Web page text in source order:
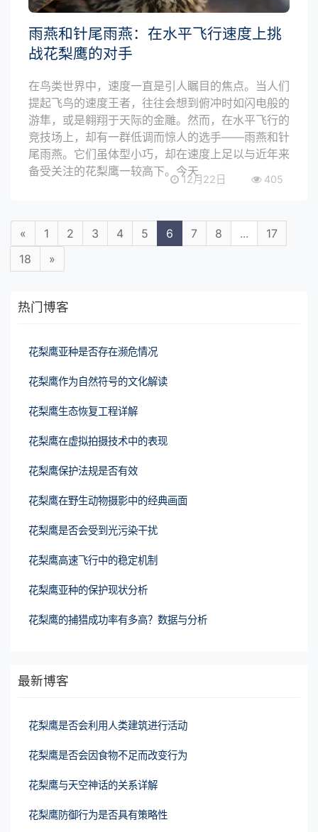
雨燕和针尾雨燕：在水平飞行速度上挑
战花梨鹰的对手
在鸟类世界中，速度一直是引人瞩目的焦点。当人们
提起飞鸟的速度王者，往往会想到俯冲时如闪电般的
游隼，或是翱翔于天际的金雕。然而，在水平飞行的
竞技场上，却有一群低调而惊人的选手——雨燕和针
尾雨燕。它们虽体型小巧，却在速度上足以与近年来
备受关注的花梨鹰一较高下。今天
12月22日 405
« 1 2 3 4 5 6 7 8 ...
17
18
»
热门博客
花梨鹰亚种是否存在濒危情况
花梨鹰作为自然符号的文化解读
花梨鹰生态恢复工程详解
花梨鹰在虚拟拍摄技术中的表现
花梨鹰保护法规是否有效
花梨鹰在野生动物摄影中的经典画面
花梨鹰是否会受到光污染干扰
花梨鹰高速飞行中的稳定机制
花梨鹰亚种的保护现状分析
花梨鹰的捕猎成功率有多高？数据与分析
最新博客
花梨鹰是否会利用人类建筑进行活动
花梨鹰是否会因食物不足而改变行为
花梨鹰与天空神话的关系详解
花梨鹰防御行为是否具有策略性